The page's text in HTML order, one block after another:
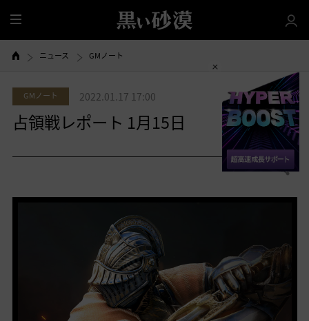
全
体
ニュース GMノート
GMノート 2022.01.17 17:00
占領戦レポート 1月15日
共有する